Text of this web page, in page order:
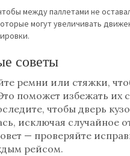
между паллетами не
могут увеличивать
советы
ремни или стяжки,
поможет избежать их
чтобы дверь
исключая случайное
— проверяйте
рейсом.